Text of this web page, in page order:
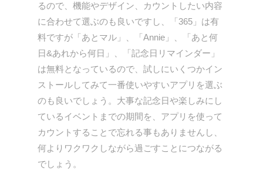
るので、機能やデザイン、カウントしたい内容
に合わせて選ぶのも良いですし、「365」は有
料ですが「あとマル」、「Annie」、「あと何
日&あれから何日」、「記念日リマインダー」
は無料となっているので、試しにいくつかイン
ストールしてみて一番使いやすいアプリを選ぶ
のも良いでしょう。大事な記念日や楽しみにし
ているイベントまでの期間を、アプリを使って
カウントすることで忘れる事もありませんし、
何よりワクワクしながら過ごすことにつながる
でしょう。